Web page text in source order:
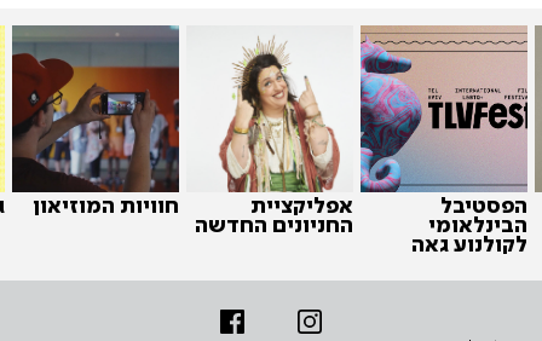
הפסטיבל
הבינלאומי
לקולנוע גאה
אפליקציית
החניונים החדשה
חוויות המוזיאון